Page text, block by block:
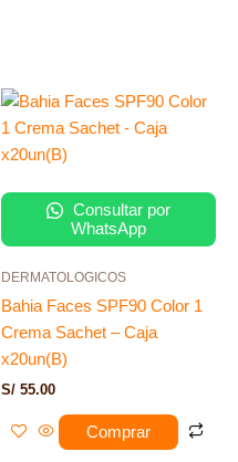
Consultar por
WhatsApp
DERMATOLOGICOS
Bahia Faces SPF90 Color 1
Crema Sachet – Caja
x20un(B)
S/ 55.00
Comprar